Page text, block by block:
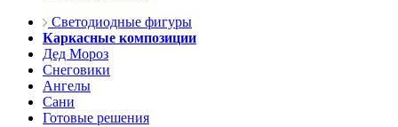
Светодиодные фигуры
Каркасные композиции
Дед Мороз
Снеговики
Ангелы
Сани
Готовые решения